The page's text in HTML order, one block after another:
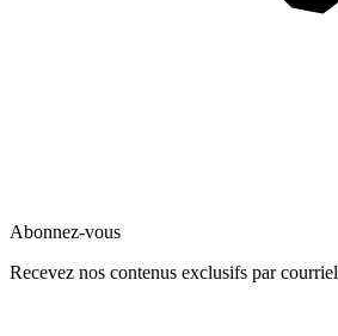
Abonnez-vous
Recevez nos contenus exclusifs par courriel